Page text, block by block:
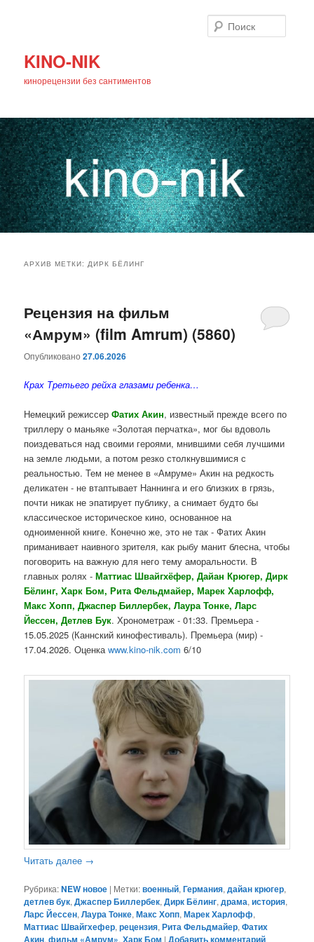
KINO-NIK
кинорецензии без сантиментов
основному
содержимому
дополнительному
содержимому
АРХИВ МЕТКИ:ДИРК БЁЛИНГ
Рецензия на фильм
«Амрум» (film Amrum) (5860)
Опубликовано27.06.2026
Крах Третьего рейха глазами ребенка…
Немецкий режиссерФатих Акин, известный прежде всего по
триллеру о маньяке «Золотая перчатка», мог бы вдоволь
поиздеваться над своими героями, мнившими себя лучшими
на земле людьми, а потом резко столкнувшимися с
реальностью. Тем не менее в «Амруме» Акин на редкость
деликатен - не втаптывает Наннинга и его близких в грязь,
почти никак не эпатирует публику, а снимает будто бы
классическое историческое кино, основанное на
одноименной книге. Конечно же, это не так - Фатих Акин
приманивает наивного зрителя, как рыбу манит блесна, чтобы
поговорить на важную для него тему аморальности. В
главных ролях -Маттиас Швайгхёфер, Дайан Крюгер, Дирк
Бёлинг, Харк Бом, Рита Фельдмайер, Марек Харлофф,
Макс Хопп, Джаспер Биллербек, Лаура Тонке, Ларс
Йессен, Детлев Бук. Хронометраж - 01:33. Премьера -
15.05.2025 (Каннский кинофестиваль). Премьера (мир) -
17.04.2026. Оценкаwww.kino-nik.com 6/10
Читать далее →
Рубрика:NEW новое | Метки:военный,Германия,дайан крюгер,
детлев бук,Джаспер Биллербек,Дирк Бёлинг,драма,история,
Ларс Йессен,Лаура Тонке,Макс Хопп,Марек Харлофф,
Маттиас Швайгхефер,рецензия,Рита Фельдмайер,Фатих
Акин,фильм «Амрум»,Харк Бом |Добавить комментарий